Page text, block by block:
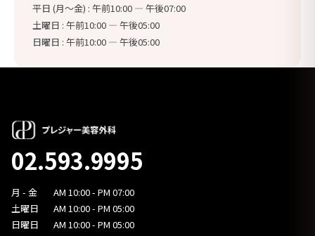
平日 (月〜金) : 午前10:00 — 午後07:00
土曜日 : 午前10:00 — 午後05:00
日曜日 : 午前10:00 — 午後05:00
02.593.9995
月 - 金
AM 10:00 - PM 07:00
土曜日
AM 10:00 - PM 05:00
日曜日
AM 10:00 - PM 05:00